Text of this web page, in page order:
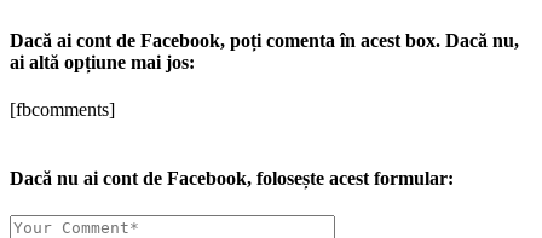
Dacă ai cont de Facebook, poți comenta în acest box. Dacă nu,
ai altă opțiune mai jos:
[fbcomments]
Dacă nu ai cont de Facebook, folosește acest formular: